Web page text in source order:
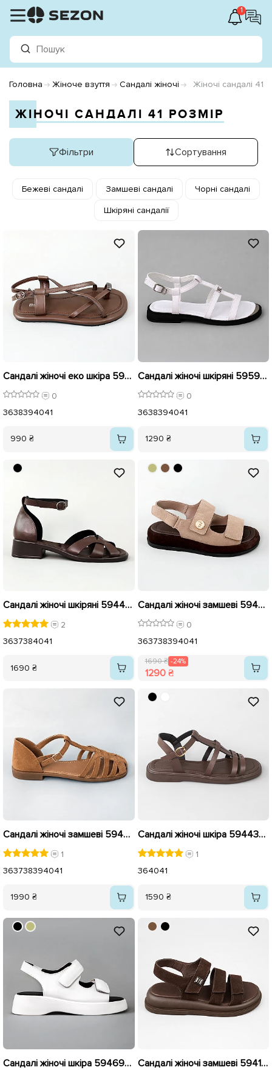
1
Головна Жіноче взуття Сандалі жіночі Жіночі сандалі 41
ЖІНОЧІ САНДАЛІ 41 РОЗМІР
Фільтри Сортування
Бежеві сандалі Замшеві сандалі Чорні сандалі
Шкіряні сандалії
Сандалі жіночі еко шкіра 595989 Коричневі
0
3638394041
990 ₴
Сандалі жіночі шкіряні 595952 Білі
0
3638394041
1290 ₴
Сандалі жіночі шкіряні 594442 Шоколадні
2
3637384041
1690 ₴
Сандалі жіночі замшеві 594437 Бежеві Коричневі розпродаж
0
363738394041
1690 ₴ -24%
1290 ₴
Сандалі жіночі замшеві 594446 Світло коричневі
1
363738394041
1990 ₴
Сандалі жіночі шкіра 594432 Шоколадні
1
364041
1590 ₴
Сандалі жіночі шкіра 594690 Білі розпродаж Сандалі жіночі замшеві 594194 Шоколад розпродаж